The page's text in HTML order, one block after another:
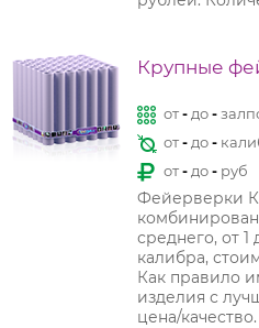
Крупные
Фейерверки
среднего, от
калибра,
Как правило
изделия с
цена/качество.
от- до-
от- до-
от- до- руб